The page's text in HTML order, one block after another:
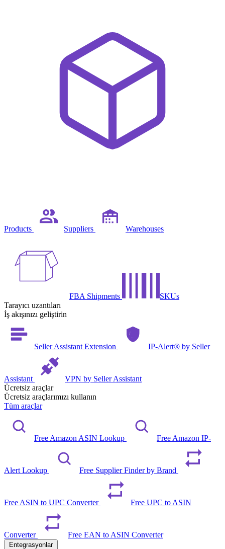
Products Suppliers Warehouses
FBA Shipments
SKUs
Tarayıcı uzantıları
İş akışınızı geliştirin
Seller Assistant Extension IP-Alert® by Seller
Assistant
VPN by Seller Assistant
Ücretsiz araçlar
Ücretsiz araçlarımızı kullanın
Tüm araçlar
Free Amazon ASIN Lookup Free Amazon IP-
Alert Lookup Free Supplier Finder by Brand
Free ASIN to UPC Converter Free UPC to ASIN
Converter Free EAN to ASIN Converter
Entegrasyonlar